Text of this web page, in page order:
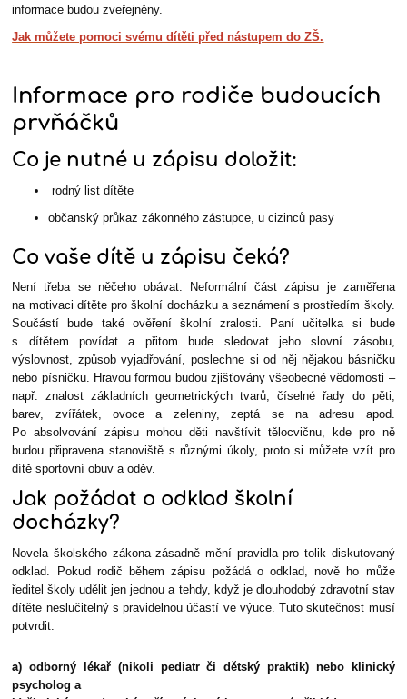
informace budou zveřejněny.
Jak můžete pomoci svému dítěti před nástupem do ZŠ.
Informace pro rodiče budoucích
prvňáčků
Co je nutné u zápisu doložit:
rodný list dítěte
občanský průkaz zákonného zástupce, u cizinců pasy
Co vaše dítě u zápisu čeká?
Není třeba se něčeho obávat. Neformální část zápisu je zaměřena
na motivaci dítěte pro školní docházku a seznámení s prostředím školy.
Součástí bude také ověření školní zralosti. Paní učitelka si bude
s dítětem povídat a přitom bude sledovat jeho slovní zásobu,
výslovnost, způsob vyjadřování, poslechne si od něj nějakou básničku
nebo písničku. Hravou formou budou zjišťovány všeobecné vědomosti –
např. znalost základních geometrických tvarů, číselné řady do pěti,
barev, zvířátek, ovoce a zeleniny, zeptá se na adresu apod.
Po absolvování zápisu mohou děti navštívit tělocvičnu, kde pro ně
budou připravena stanoviště s různými úkoly, proto si můžete vzít pro
dítě sportovní obuv a oděv.
Jak požádat o odklad školní
docházky?
Novela školského zákona zásadně mění pravidla pro tolik diskutovaný
odklad. Pokud rodič během zápisu požádá o odklad, nově ho může
ředitel školy udělit jen jednou a tehdy, když je dlouhodobý zdravotní stav
dítěte neslučitelný s pravidelnou účastí ve výuce. Tuto skutečnost musí
potvrdit:
a) odborný lékař (nikoli pediatr či dětský praktik) nebo klinický
psycholog a